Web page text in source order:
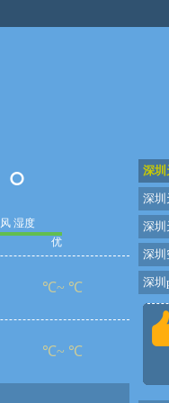
°
风 湿度
优
℃~ ℃
℃~ ℃
深圳
深圳
深圳
深圳
深圳